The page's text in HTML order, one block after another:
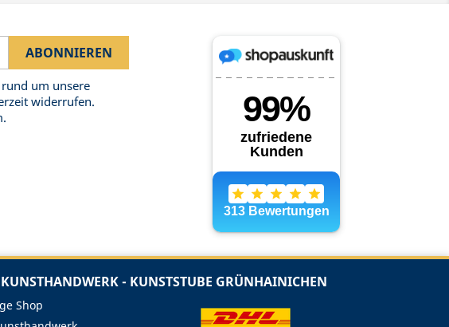
um unsere
widerrufen.
- KUNSTSTUBE GRÜNHAINICHEN
Shop